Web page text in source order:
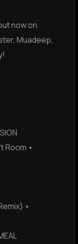
now on
Muadeep,
Room •
•